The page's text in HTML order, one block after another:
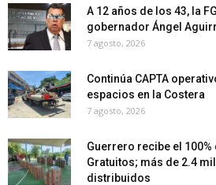
A 12 años de los 43, la
gobernador Ángel
7 agosto, 2026
Continúa CAPTA
espacios en la Costera
7 agosto, 2026
Guerrero recibe el
Gratuitos; más de 2.4
distribuidos